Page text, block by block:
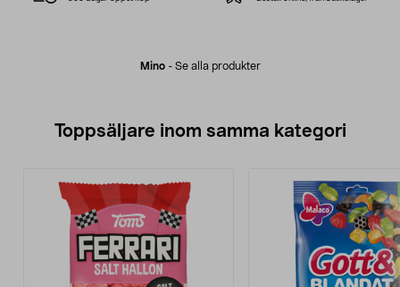
Mino- Se alla produkter
Toppsäljare inom samma kategori